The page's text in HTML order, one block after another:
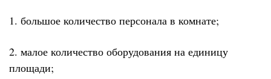
1. большое количество персонала в комнате;
2. малое количество оборудования на единицу
площади;